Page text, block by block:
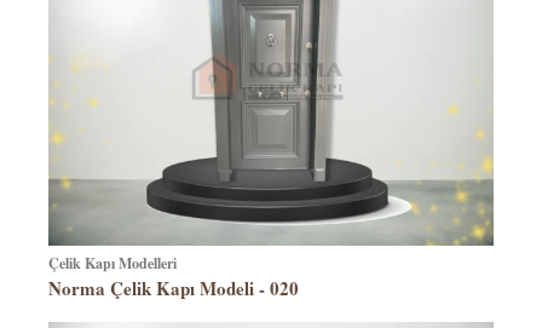
Çelik Kapı Modelleri
Norma Çelik Kapı Modeli - 020